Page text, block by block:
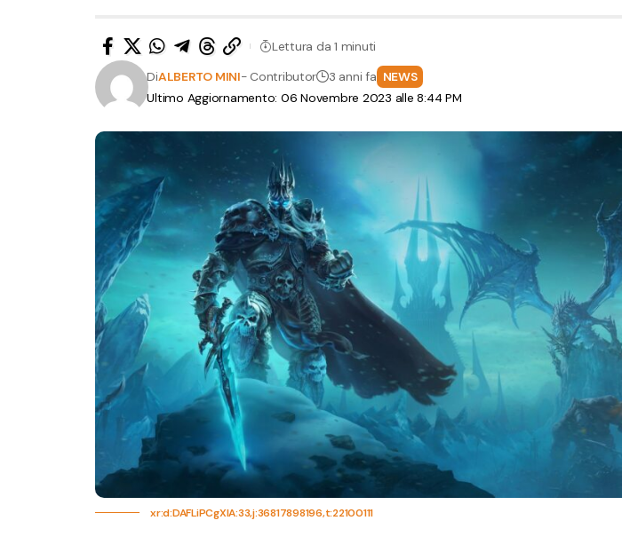
Ultimo Aggiornamento: 06 Novembre 2023 alle 8:44 PM
DiALBERTO MINI- Contributor 3 anni fa NEWS
Lettura da 1 minuti
xr:d:DAFLiPCgXlA:33,j:36817898196,t:22100111